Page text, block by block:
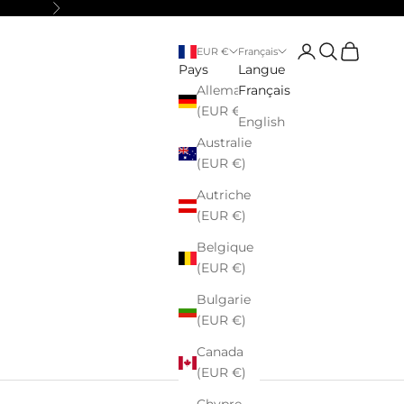
Suivant
EUR €
Pays
Allemagne
(EUR €)
Australie
(EUR €)
Autriche
(EUR €)
Belgique
(EUR €)
Bulgarie
(EUR €)
Canada
(EUR €)
Français
Langue
Français
English
Connexion
Recherche
Panier